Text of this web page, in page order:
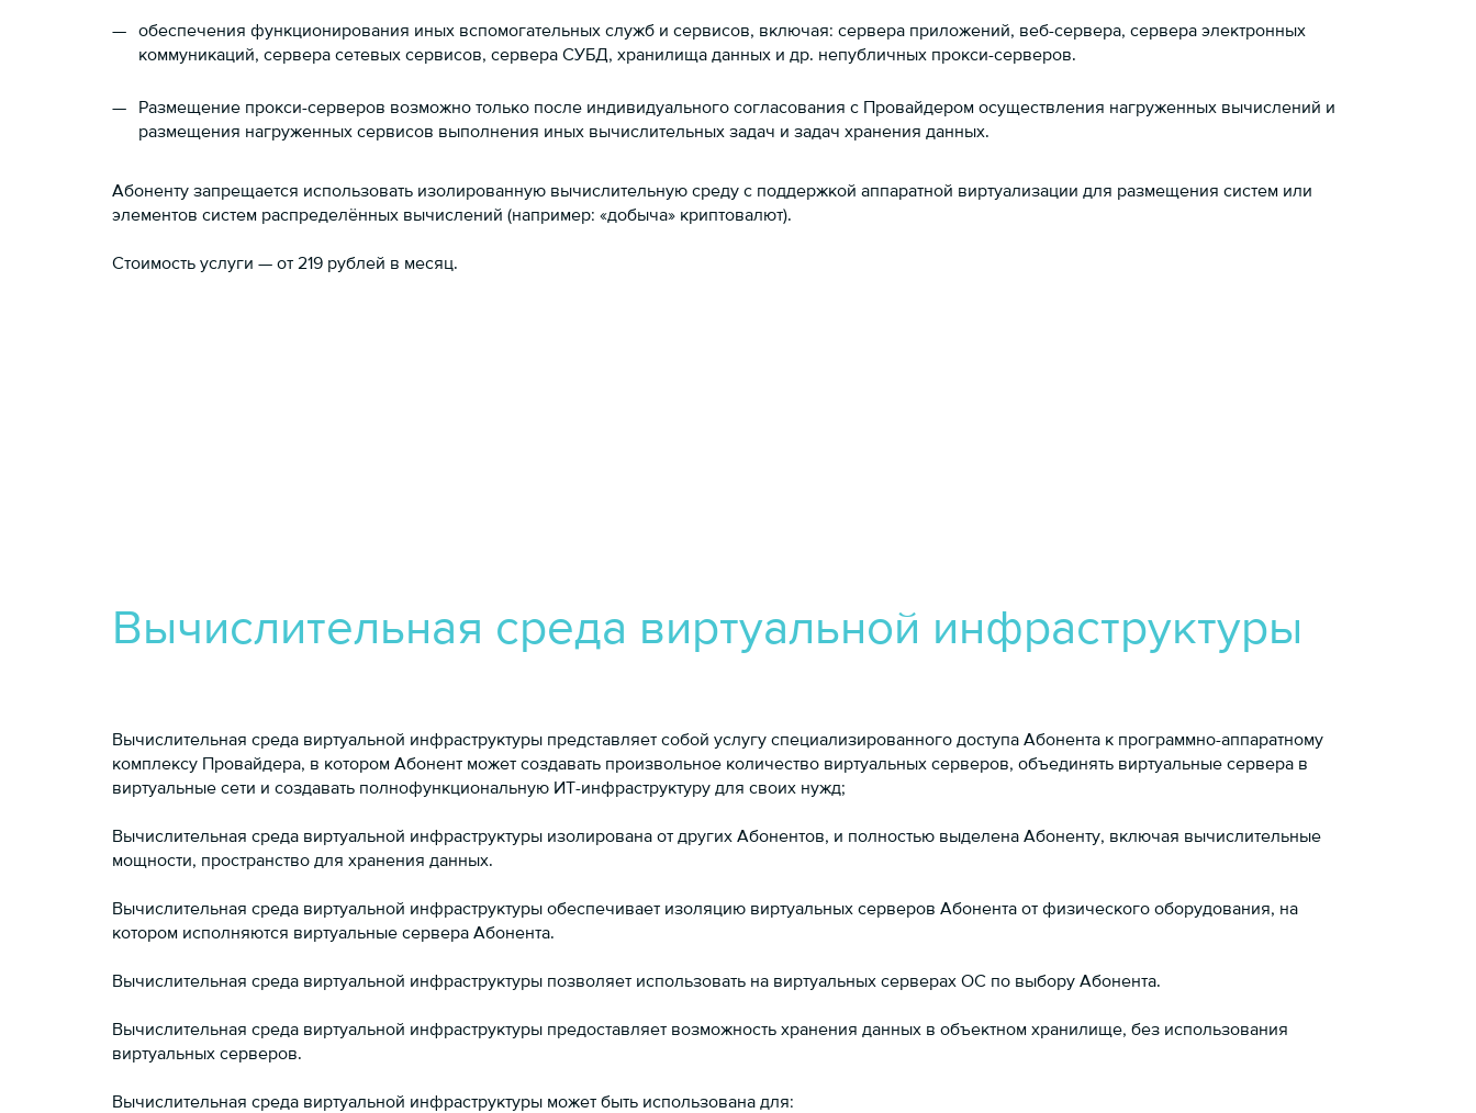
обеспечения функционирования иных вспомогательных служб и сервисов, включая: сервера приложений, веб-сервера, сервера электронных
коммуникаций, сервера сетевых сервисов, сервера СУБД, хранилища данных и др. непубличных прокси-серверов.
Размещение прокси-серверов возможно только после индивидуального согласования с Провайдером осуществления нагруженных вычислений и
размещения нагруженных сервисов выполнения иных вычислительных задач и задач хранения данных.
Абоненту запрещается использовать изолированную вычислительную среду с поддержкой аппаратной виртуализации для размещения систем или
элементов систем распределённых вычислений (например: «добыча» криптовалют).
Стоимость услуги — от 219 рублей в месяц.
Вычислительная среда виртуальной инфраструктуры
Вычислительная среда виртуальной инфраструктуры представляет собой услугу специализированного доступа Абонента к программно-аппаратному
комплексу Провайдера, в котором Абонент может создавать произвольное количество виртуальных серверов, объединять виртуальные сервера в
виртуальные сети и создавать полнофункциональную ИТ-инфраструктуру для своих нужд;
Вычислительная среда виртуальной инфраструктуры изолирована от других Абонентов, и полностью выделена Абоненту, включая вычислительные
мощности, пространство для хранения данных.
Вычислительная среда виртуальной инфраструктуры обеспечивает изоляцию виртуальных серверов Абонента от физического оборудования, на
котором исполняются виртуальные сервера Абонента.
Вычислительная среда виртуальной инфраструктуры позволяет использовать на виртуальных серверах ОС по выбору Абонента.
Вычислительная среда виртуальной инфраструктуры предоставляет возможность хранения данных в объектном хранилище, без использования
виртуальных серверов.
Вычислительная среда виртуальной инфраструктуры может быть использована для: